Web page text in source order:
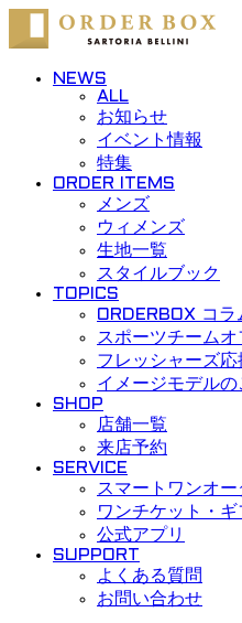
Skip to content
NEWS
ALL
お知らせ
イベント情報
特集
ORDER ITEMS
メンズ
ウィメンズ
生地一覧
スタイルブック
TOPICS
ORDERBOX コラ
スポーツチーム
フレッシャーズ応
イメージモデルの
SHOP
店舗一覧
来店予約
SERVICE
スマートワンオー
ワンチケット・ギ
公式アプリ
SUPPORT
よくある質問
お問い合わせ